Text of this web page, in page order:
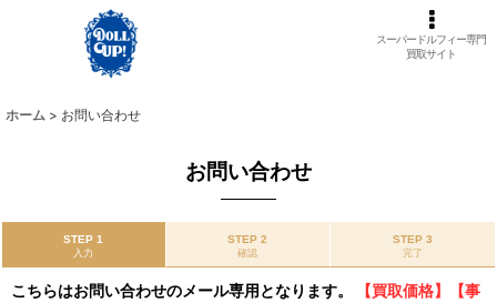
スーパードルフィー専門
買取サイト
ホーム > お問い合わせ
お問い合わせ
STEP 1
入力
STEP 2
確認
STEP 3
完了
こちらはお問い合わせのメール専用となります。
【買取価格】【事